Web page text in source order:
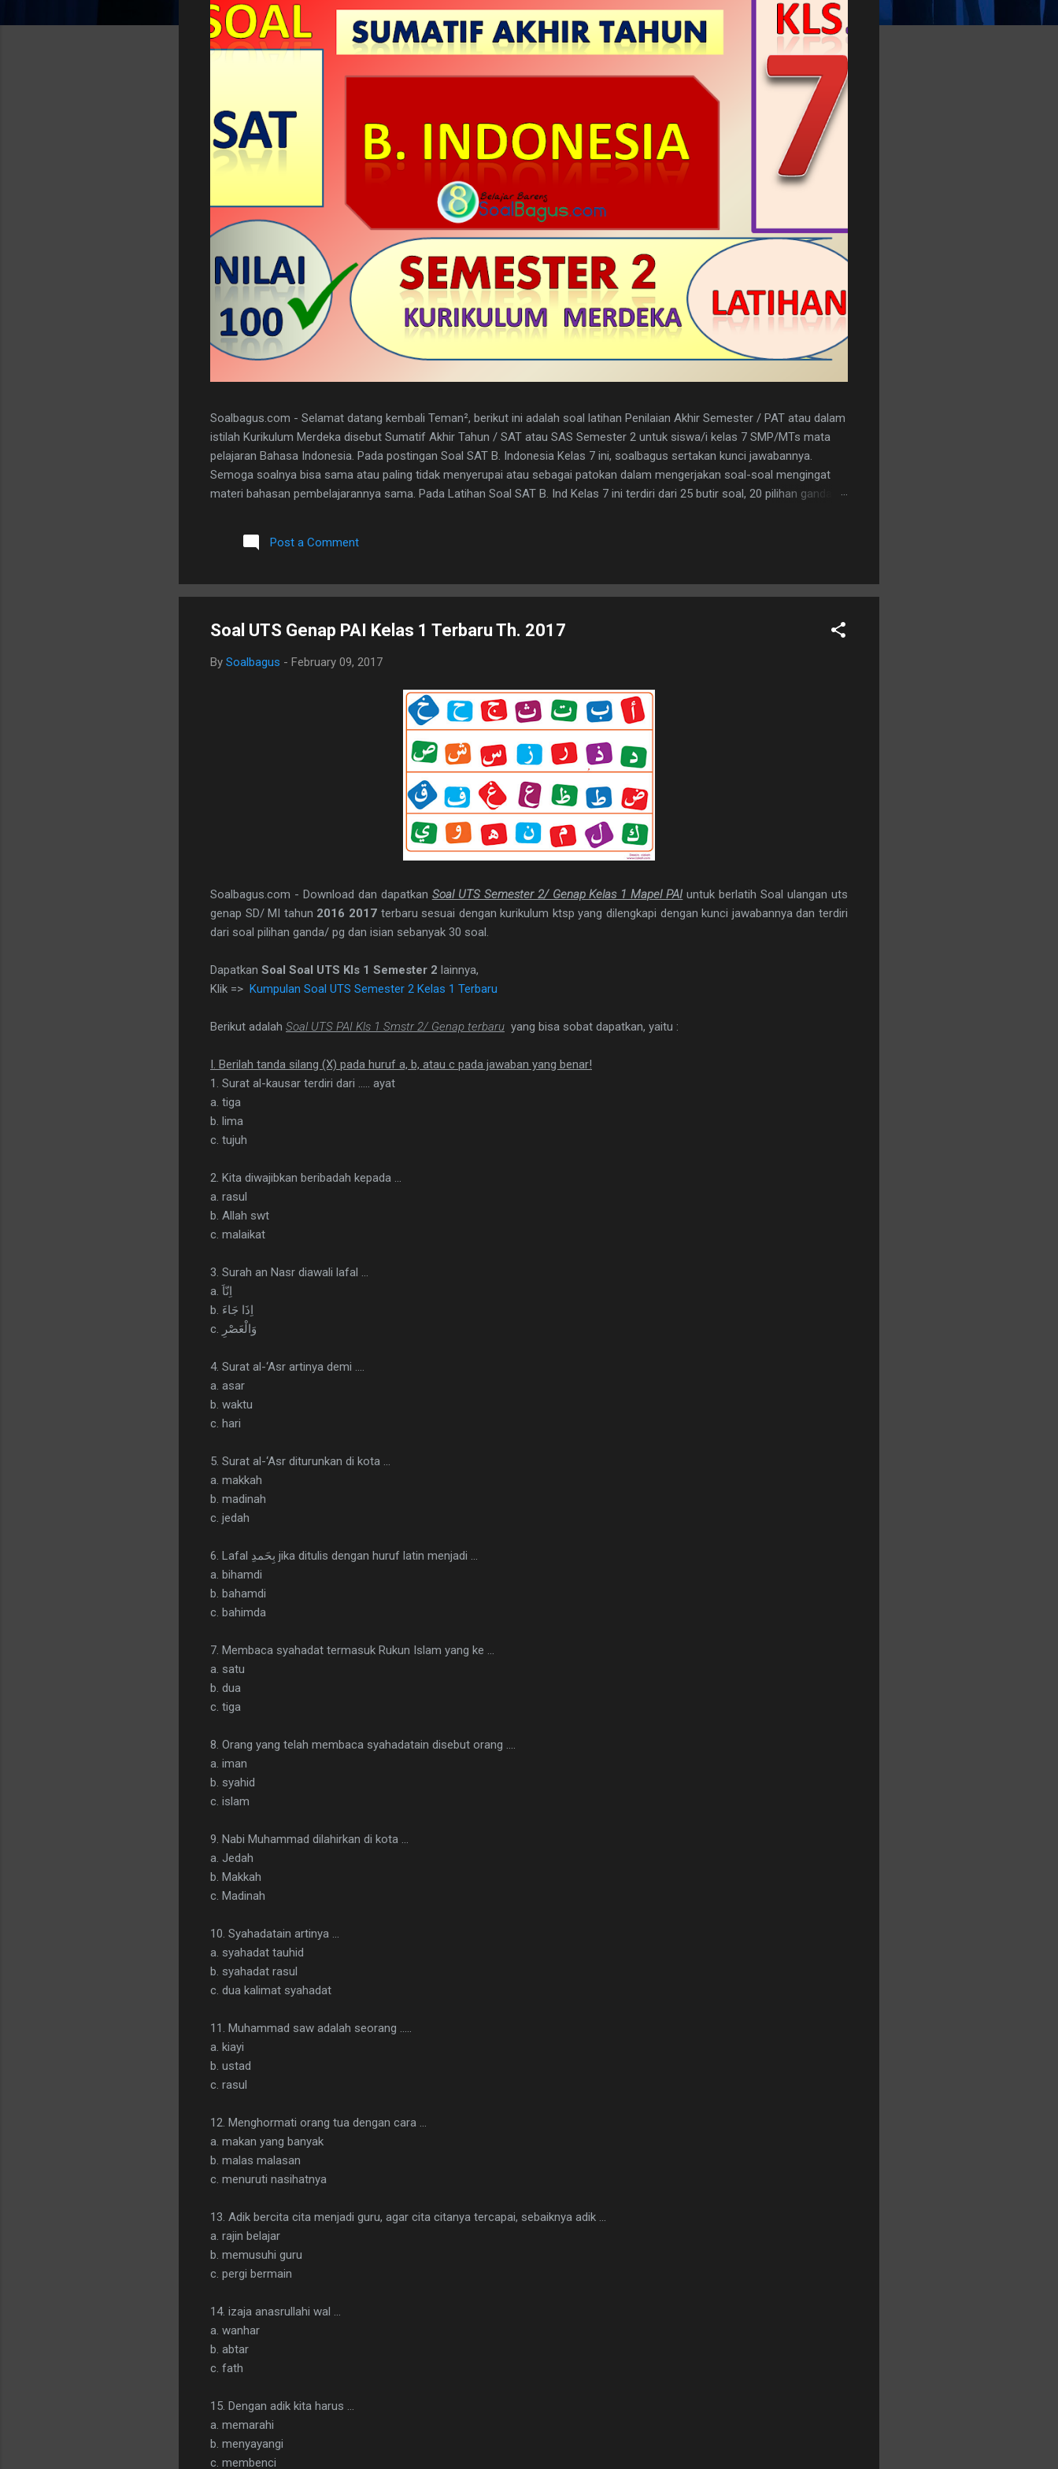
Soalbagus.com - Selamat datang kembali Teman², berikut ini adalah soal latihan Penilaian Akhir Semester / PAT atau dalam
istilah Kurikulum Merdeka disebut Sumatif Akhir Tahun / SAT atau SAS Semester 2 untuk siswa/i kelas 7 SMP/MTs mata
pelajaran Bahasa Indonesia. Pada postingan Soal SAT B. Indonesia Kelas 7 ini, soalbagus sertakan kunci jawabannya.
Semoga soalnya bisa sama atau paling tidak menyerupai atau sebagai patokan dalam mengerjakan soal-soal mengingat
materi bahasan pembelajarannya sama. Pada Latihan Soal SAT B. Ind Kelas 7 ini terdiri dari 25 butir soal, 20 pilihan ganda
dibawah ini. I. PILIHAN GANDA 1. D 2. A 3. C 4. B 5. B 6. B 7. C 8. A 9. D 10. C 11. B 12. D 13. A 14. C 15. A 16. C 17. B 18. B 19.
A 20. D II.URAIAN 1. Judul Berita, Teras Berita, dan Isi Berita 2. Judul buku, nama pembuat buku dan logo penerbit 3. a.
Post a Comment
Soal UTS Genap PAI Kelas 1 Terbaru Th. 2017
By Soalbagus - February 09, 2017
Soalbagus.com - Download dan dapatkan Soal UTS Semester 2/ Genap Kelas 1 Mapel PAI untuk berlatih Soal ulangan uts
genap SD/ MI tahun 2016 2017terbaru sesuai dengan kurikulum ktsp yang dilengkapi dengan kunci jawabannya dan terdiri
dari soal pilihan ganda/ pg dan isian sebanyak 30 soal.
Dapatkan Soal Soal UTS Kls 1 Semester 2 lainnya,
Klik => Kumpulan Soal UTS Semester 2 Kelas 1 Terbaru
Berikut adalah Soal UTS PAI Kls 1 Smstr 2/ Genap terbaru yang bisa sobat dapatkan, yaitu :
I. Berilah tanda silang (X) pada huruf a, b, atau c pada jawaban yang benar!
1. Surat al-kausar terdiri dari ..... ayat
a. tiga
b. lima
c. tujuh
2. Kita diwajibkan beribadah kepada ...
a. rasul
b. Allah swt
c. malaikat
3. Surah an Nasr diawali lafal ...
a. اِنّاَ
b. اِذَا جَاءَ
c. وَالْعَصْرِ
4. Surat al-‘Asr artinya demi ....
a. asar
b. waktu
c. hari
5. Surat al-‘Asr diturunkan di kota ...
a. makkah
b. madinah
c. jedah
6. Lafal بِحَمدِ jika ditulis dengan huruf latin menjadi ...
a. bihamdi
b. bahamdi
c. bahimda
7. Membaca syahadat termasuk Rukun Islam yang ke ...
a. satu
b. dua
c. tiga
8. Orang yang telah membaca syahadatain disebut orang ....
a. iman
b. syahid
c. islam
9. Nabi Muhammad dilahirkan di kota ...
a. Jedah
b. Makkah
c. Madinah
10. Syahadatain artinya ...
a. syahadat tauhid
b. syahadat rasul
c. dua kalimat syahadat
11. Muhammad saw adalah seorang .....
a. kiayi
b. ustad
c. rasul
12. Menghormati orang tua dengan cara ...
a. makan yang banyak
b. malas malasan
c. menuruti nasihatnya
13. Adik bercita cita menjadi guru, agar cita citanya tercapai, sebaiknya adik ...
a. rajin belajar
b. memusuhi guru
c. pergi bermain
14. izaja anasrullahi wal ...
a. wanhar
b. abtar
c. fath
15. Dengan adik kita harus ...
a. memarahi
b. menyayangi
c. membenci